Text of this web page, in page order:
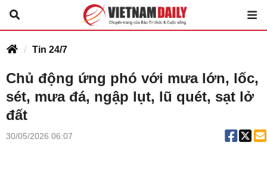
Tin 24/7
Chủ động ứng phó với mưa lớn, lốc,
sét, mưa đá, ngập lụt, lũ quét, sạt lở
đất
30/05/2026 06:07